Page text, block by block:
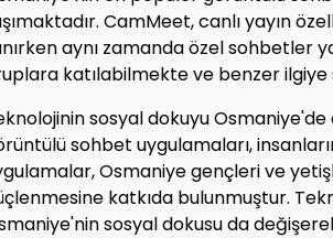
CamMeet, canlı yayın
aynı zamanda özel sohbetler
katılabilmekte ve benzer
sosyal dokuyu
sohbet uygulamaları,
Osmaniye gençleri ve
katkıda bulunmuştur.
sosyal dokusu da